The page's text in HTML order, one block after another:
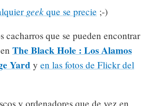
geek que se precie ;-)
cacharros que se pueden encontrar
The Black Hole : Los Alamos
Yard y en las fotos de Flickr del
y ordenadores que de vez en